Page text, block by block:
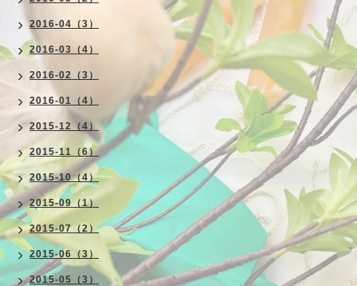
2016-04（3）
2016-03（4）
2016-02（3）
2016-01（4）
2015-12（4）
2015-11（6）
2015-10（4）
2015-09（1）
2015-07（2）
2015-06（3）
2015-05（3）